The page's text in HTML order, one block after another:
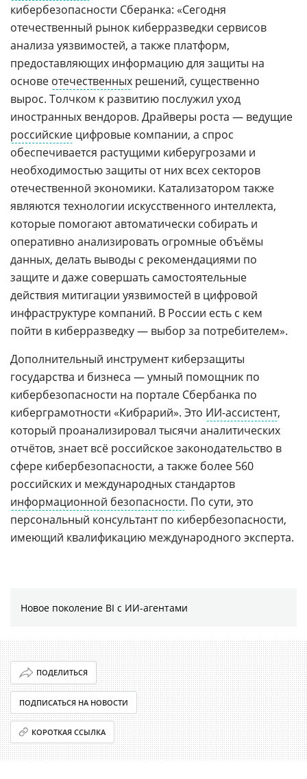
кибербезопасности Сберанка: «Сегодня
отечественный рынок киберразведки сервисов
анализа уязвимостей, а также платформ,
предоставляющих информацию для защиты на
основе отечественных решений, существенно
вырос. Толчком к развитию послужил уход
иностранных вендоров. Драйверы роста — ведущие
российские цифровые компании, а спрос
обеспечивается растущими киберугрозами и
необходимостью защиты от них всех секторов
отечественной экономики. Катализатором также
являются технологии искусственного интеллекта,
которые помогают автоматически собирать и
оперативно анализировать огромные объёмы
данных, делать выводы с рекомендациями по
защите и даже совершать самостоятельные
действия митигации уязвимостей в цифровой
инфраструктуре компаний. В России есть с кем
пойти в киберразведку ― выбор за потребителем».
Дополнительный инструмент киберзащиты
государства и бизнеса — умный помощник по
кибербезопасности на портале Сбербанка по
киберграмотности «Кибрарий». Это ИИ-ассистент,
который проанализировал тысячи аналитических
отчётов, знает всё российское законодательство в
сфере кибербезопасности, а также более 560
российских и международных стандартов
информационной безопасности. По сути, это
персональный консультант по кибербезопасности,
имеющий квалификацию международного эксперта.
Новое поколение BI с ИИ-агентами
ПОДЕЛИТЬСЯ
ПОДПИСАТЬСЯ НА НОВОСТИ
КОРОТКАЯ ССЫЛКА